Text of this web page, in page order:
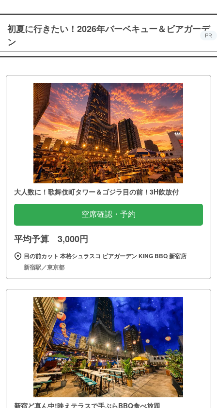
初夏に行きたい！2026年バーベキュー＆ビアガーデ
ン
PR
大人数に！歌舞伎町タワー＆ゴジラ目の前！3H飲放付
空席確認・予約
平均予算 3,000円
目の前カット 本格シュラスコ ビアガーデン KING BBQ 新宿店
新宿駅／東京都
新宿ど真ん中!映えテラスで手ぶらBBQ食べ放題